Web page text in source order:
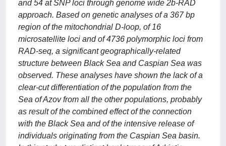
and 54 at SNP loci through genome wide 2b-RAD
approach. Based on genetic analyses of a 367 bp
region of the mitochondrial D-loop, of 16
microsatellite loci and of 4736 polymorphic loci from
RAD-seq, a significant geographically-related
structure between Black Sea and Caspian Sea was
observed. These analyses have shown the lack of a
clear-cut differentiation of the population from the
Sea of Azov from all the other populations, probably
as result of the combined effect of the connection
with the Black Sea and of the intensive release of
individuals originating from the Caspian Sea basin.